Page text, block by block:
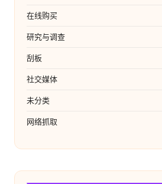
在线购买
研究与调查
刮板
社交媒体
未分类
网络抓取